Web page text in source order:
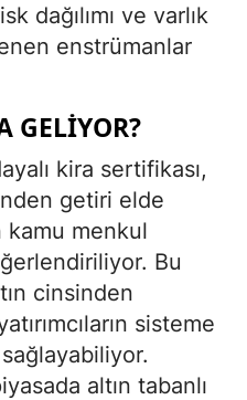
dağılımı ve varlık
enstrümanlar
GELIYOR?
kira sertifikası,
getiri elde
kamu menkul
Bu
cinsinden
sisteme
altın tabanlı